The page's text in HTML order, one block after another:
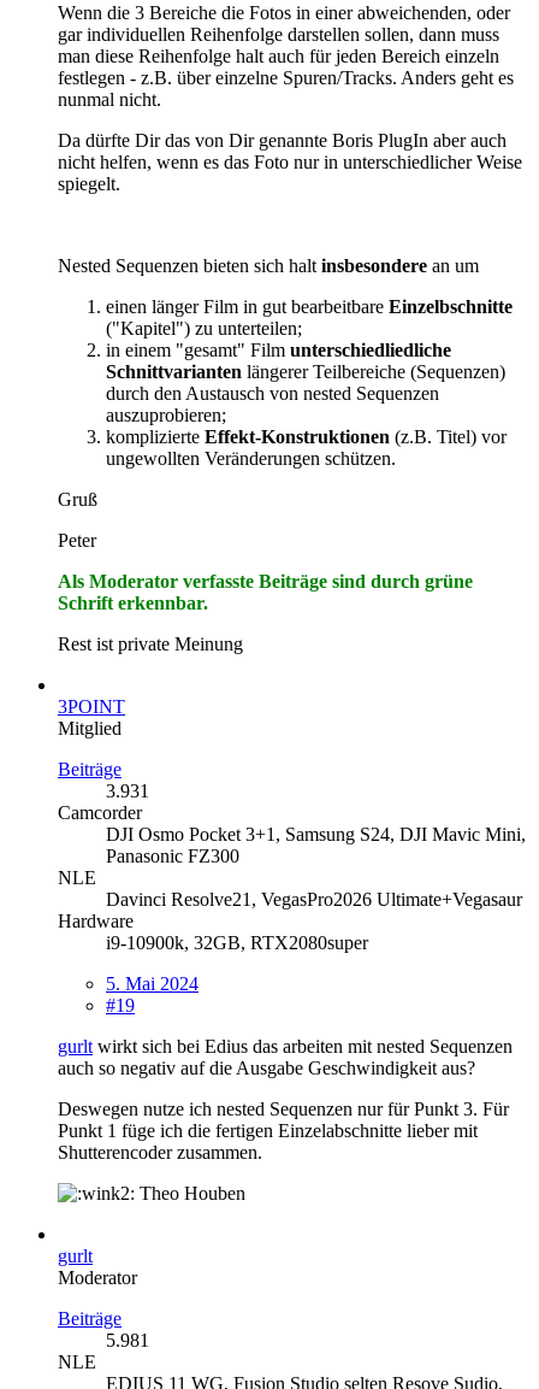
Wenn die 3 Bereiche die Fotos in einer abweichenden, oder
gar individuellen Reihenfolge darstellen sollen, dann muss
man diese Reihenfolge halt auch für jeden Bereich einzeln
festlegen - z.B. über einzelne Spuren/Tracks. Anders geht es
nunmal nicht.
Da dürfte Dir das von Dir genannte Boris PlugIn aber auch
nicht helfen, wenn es das Foto nur in unterschiedlicher Weise
spiegelt.
Nested Sequenzen bieten sich halt insbesondere an um
einen länger Film in gut bearbeitbare Einzelbschnitte
("Kapitel") zu unterteilen;
in einem "gesamt" Film unterschiedliedliche
Schnittvarianten längerer Teilbereiche (Sequenzen)
durch den Austausch von nested Sequenzen
auszuprobieren;
komplizierte Effekt-Konstruktionen (z.B. Titel) vor
ungewollten Veränderungen schützen.
Gruß
Peter
Als Moderator verfasste Beiträge sind durch grüne
Schrift erkennbar.
Rest ist private Meinung
3POINT
Mitglied
Beiträge
3.931
Camcorder
DJI Osmo Pocket 3+1, Samsung S24, DJI Mavic Mini,
Panasonic FZ300
NLE
Davinci Resolve21, VegasPro2026 Ultimate+Vegasaur
Hardware
i9-10900k, 32GB, RTX2080super
5. Mai 2024
#19
gurlt wirkt sich bei Edius das arbeiten mit nested Sequenzen
auch so negativ auf die Ausgabe Geschwindigkeit aus?
Deswegen nutze ich nested Sequenzen nur für Punkt 3. Für
Punkt 1 füge ich die fertigen Einzelabschnitte lieber mit
Shutterencoder zusammen.
Theo Houben
gurlt
Moderator
Beiträge
5.981
NLE
EDIUS 11 WG, Fusion Studio selten Resove Sudio,